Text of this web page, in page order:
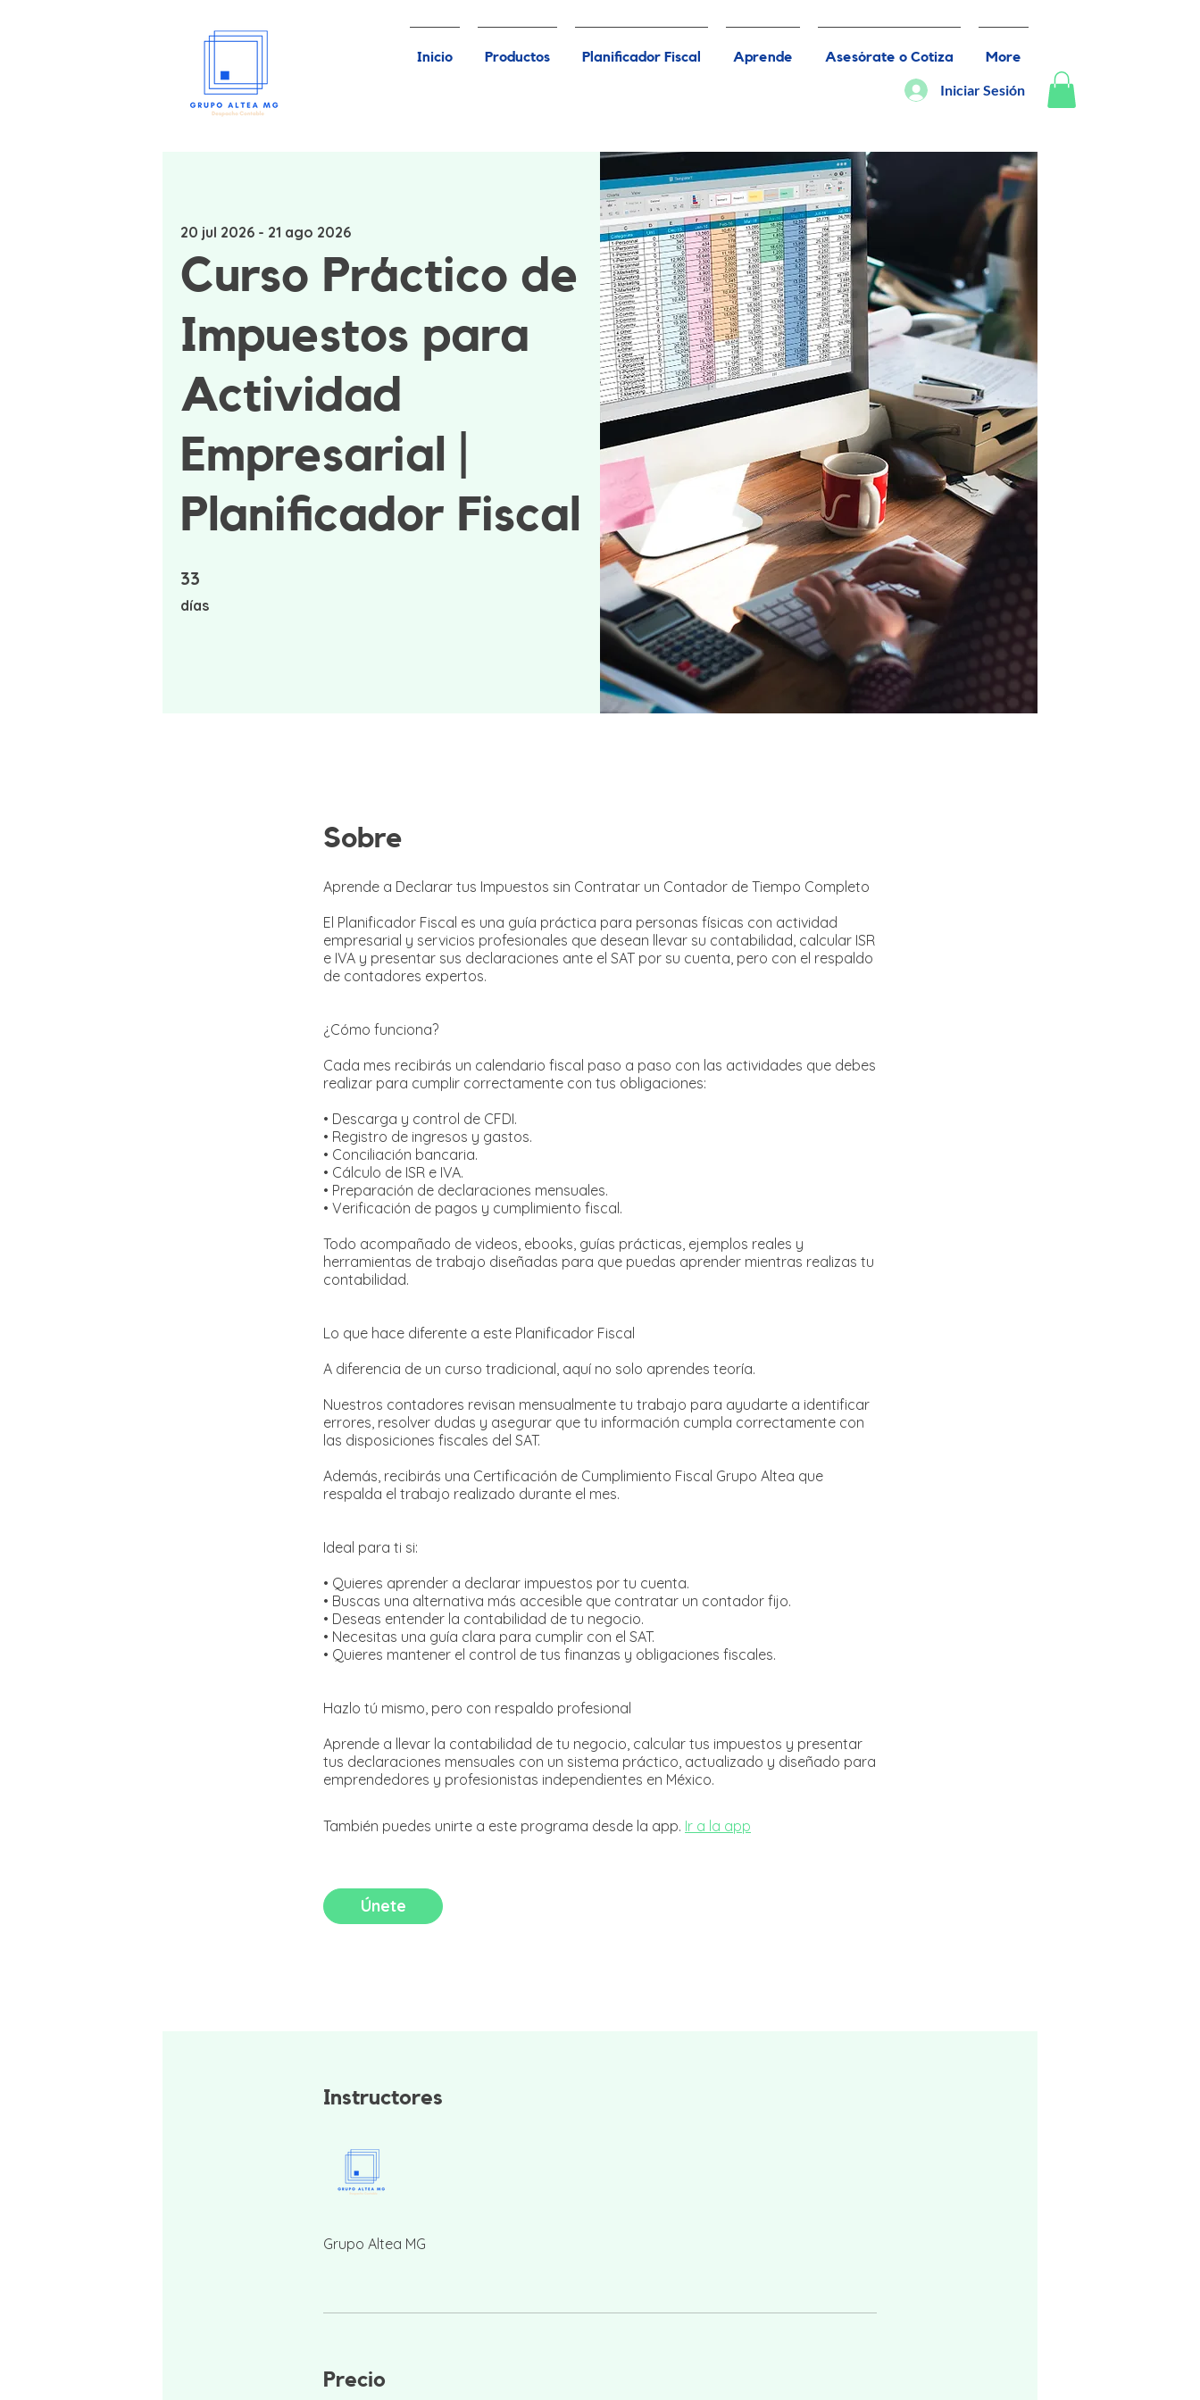
Inicio Productos Planificador Fiscal Aprende Asesórate o Cotiza More
Iniciar Sesión
Curso Práctico de
Impuestos para
Actividad
Empresarial |
Planificador Fiscal
20 jul 2026 - 21 ago 2026
33
días
33 días
Sobre
Aprende a Declarar tus Impuestos sin Contratar un Contador de Tiempo Completo
El Planificador Fiscal es una guía práctica para personas físicas con actividad
empresarial y servicios profesionales que desean llevar su contabilidad, calcular ISR
e IVA y presentar sus declaraciones ante el SAT por su cuenta, pero con el respaldo
de contadores expertos.
¿Cómo funciona?
Cada mes recibirás un calendario fiscal paso a paso con las actividades que debes
realizar para cumplir correctamente con tus obligaciones:
• Descarga y control de CFDI.
• Registro de ingresos y gastos.
• Conciliación bancaria.
• Cálculo de ISR e IVA.
• Preparación de declaraciones mensuales.
• Verificación de pagos y cumplimiento fiscal.
Todo acompañado de videos, ebooks, guías prácticas, ejemplos reales y
herramientas de trabajo diseñadas para que puedas aprender mientras realizas tu
contabilidad.
Lo que hace diferente a este Planificador Fiscal
A diferencia de un curso tradicional, aquí no solo aprendes teoría.
Nuestros contadores revisan mensualmente tu trabajo para ayudarte a identificar
errores, resolver dudas y asegurar que tu información cumpla correctamente con
las disposiciones fiscales del SAT.
Además, recibirás una Certificación de Cumplimiento Fiscal Grupo Altea que
respalda el trabajo realizado durante el mes.
Ideal para ti si:
• Quieres aprender a declarar impuestos por tu cuenta.
• Buscas una alternativa más accesible que contratar un contador fijo.
• Deseas entender la contabilidad de tu negocio.
• Necesitas una guía clara para cumplir con el SAT.
• Quieres mantener el control de tus finanzas y obligaciones fiscales.
Hazlo tú mismo, pero con respaldo profesional
Aprende a llevar la contabilidad de tu negocio, calcular tus impuestos y presentar
tus declaraciones mensuales con un sistema práctico, actualizado y diseñado para
También puedes unirte a este programa desde la app. Ir a la app
Únete
Instructores
Grupo Altea MG
Precio